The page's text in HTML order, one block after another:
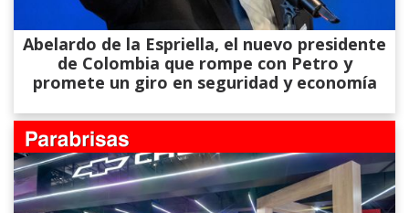
Abelardo de la Espriella, el nuevo presidente
de Colombia que rompe con Petro y
promete un giro en seguridad y economía